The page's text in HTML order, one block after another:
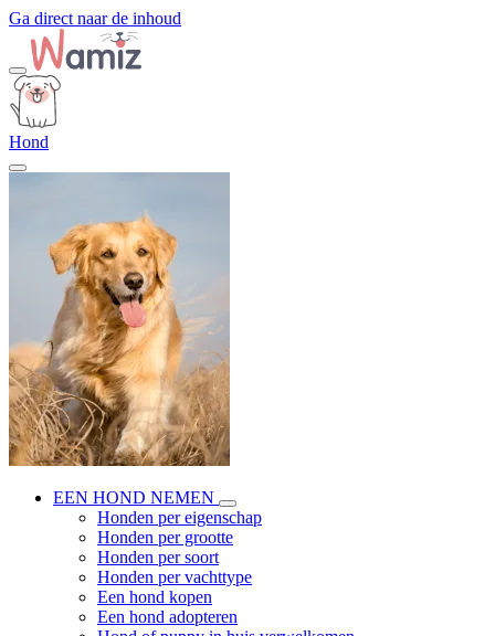
Ga direct naar de inhoud
Hond
EEN HOND NEMEN
Honden per eigenschap
Honden per grootte
Honden per soort
Honden per vachttype
Een hond kopen
Een hond adopteren